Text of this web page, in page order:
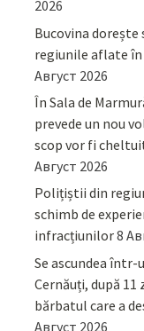
2026
Bucovina dorește
regiunile aflate
Август 2026
În Sala de
prevede un nou
scop vor fi
Август 2026
Polițiștii din
schimb de
infracțiunilor8
Se ascundea într-
Cernăuți, după
bărbatul care a
Август 2026